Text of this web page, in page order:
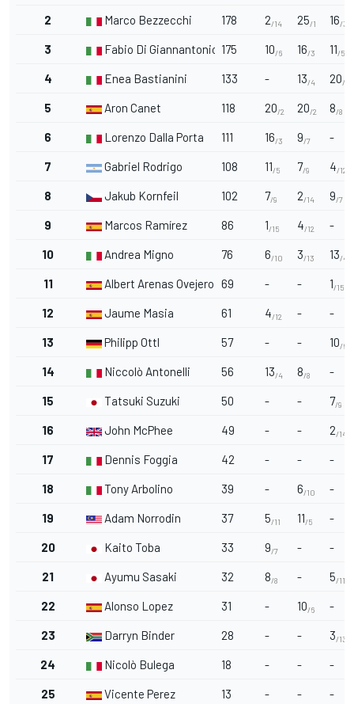
2 Marco Bezzecchi 178 2/14 25/1 16/3
3 Fabio Di Giannantonio 175 10/6 16/3 11/5
4 Enea Bastianini 133 - 13/4 20/2
5 Aron Canet 118 20/2 20/2 8/8
6 Lorenzo Dalla Porta 111 16/3 9/7 -
7 Gabriel Rodrigo 108 11/5 7/9 4/12
8 Jakub Kornfeil 102 7/9 2/14 9/7
9 Marcos Ramírez 86 1/15 4/12 -
10 Andrea Migno 76 6/10 3/13 13/4
11 Albert Arenas Ovejero 69 - - 1/15
12 Jaume Masia 61 4/12 - -
13 Philipp Ottl 57 - - 10/6
14 Niccolò Antonelli 56 13/4 8/8 -
15 Tatsuki Suzuki 50 - - 7/9
16 John McPhee 49 - - 2/14
17 Dennis Foggia 42 - - -
18 Tony Arbolino 39 - 6/10 -
19 Adam Norrodin 37 5/11 11/5 -
20 Kaito Toba 33 9/7 - -
21 Ayumu Sasaki 32 8/8 - 5/11
22 Alonso Lopez 31 - 10/6 -
23 Darryn Binder 28 - - 3/13
24 Nicolò Bulega 18 - - -
25 Vicente Perez 13 - - -